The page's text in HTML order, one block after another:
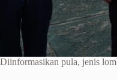
Diinformasikan pula, jenis